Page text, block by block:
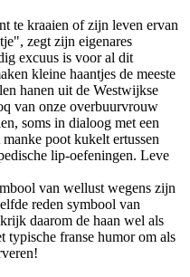
te kraaien of zijn leven ervan
zegt zijn eigenares
excuus is voor al dit
kleine haantjes de meeste
hanen uit de Westwijkse
van onze overbuurvrouw
soms in dialoog met een
poot kukelt ertussen
lip-oefeningen. Leve
van wellust wegens zijn
reden symbool van
daarom de haan wel als
typische franse humor om als